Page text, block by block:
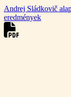
Andrej Sládkovič
eredmények